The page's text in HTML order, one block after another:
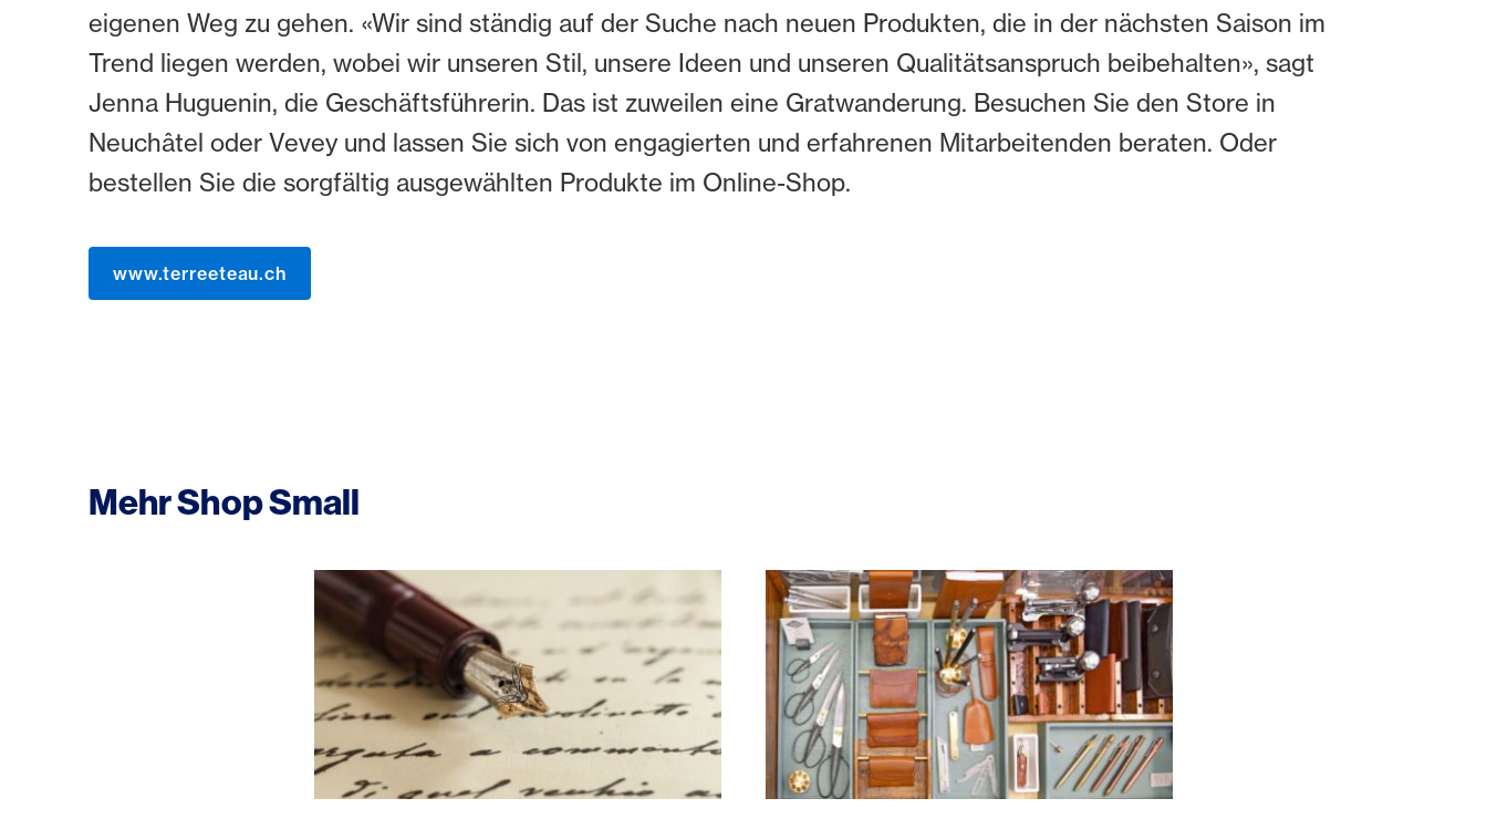
eigenen Weg zu gehen. «Wir sind ständig auf der Suche nach neuen Produkten, die in der nächsten Saison im
Trend liegen werden, wobei wir unseren Stil, unsere Ideen und unseren Qualitätsanspruch beibehalten», sagt
Jenna Huguenin, die Geschäftsführerin. Das ist zuweilen eine Gratwanderung. Besuchen Sie den Store in
Neuchâtel oder Vevey und lassen Sie sich von engagierten und erfahrenen Mitarbeitenden beraten. Oder
bestellen Sie die sorgfältig ausgewählten Produkte im Online-Shop.
www.terreeteau.ch
Mehr Shop Small